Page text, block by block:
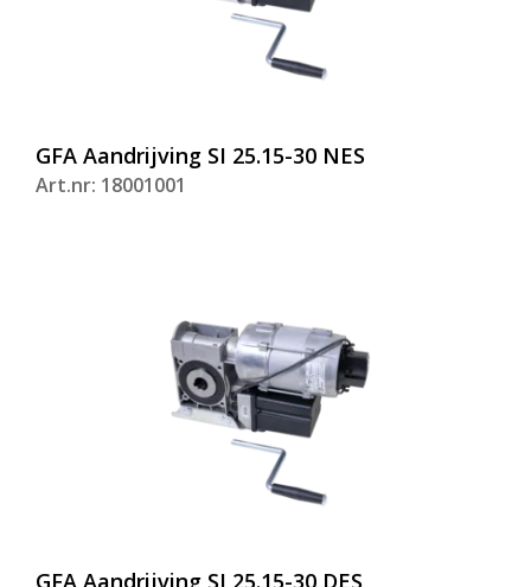
GFA Aandrijving SI 25.15-30 NES
Art.nr: 18001001
GFA Aandrijving SI 25.15-30 DES